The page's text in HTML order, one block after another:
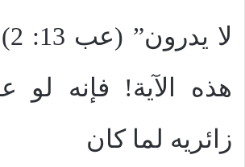
هذه الآية! فإنه لو
زائريه لما كان